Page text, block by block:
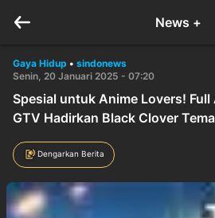
News +
Gaya Hidup • sindonews
Senin, 20 Januari 2025 - 07:20
Spesial untuk Anime Lovers!
GTV Hadirkan Black Clover
Dengarkan Berita